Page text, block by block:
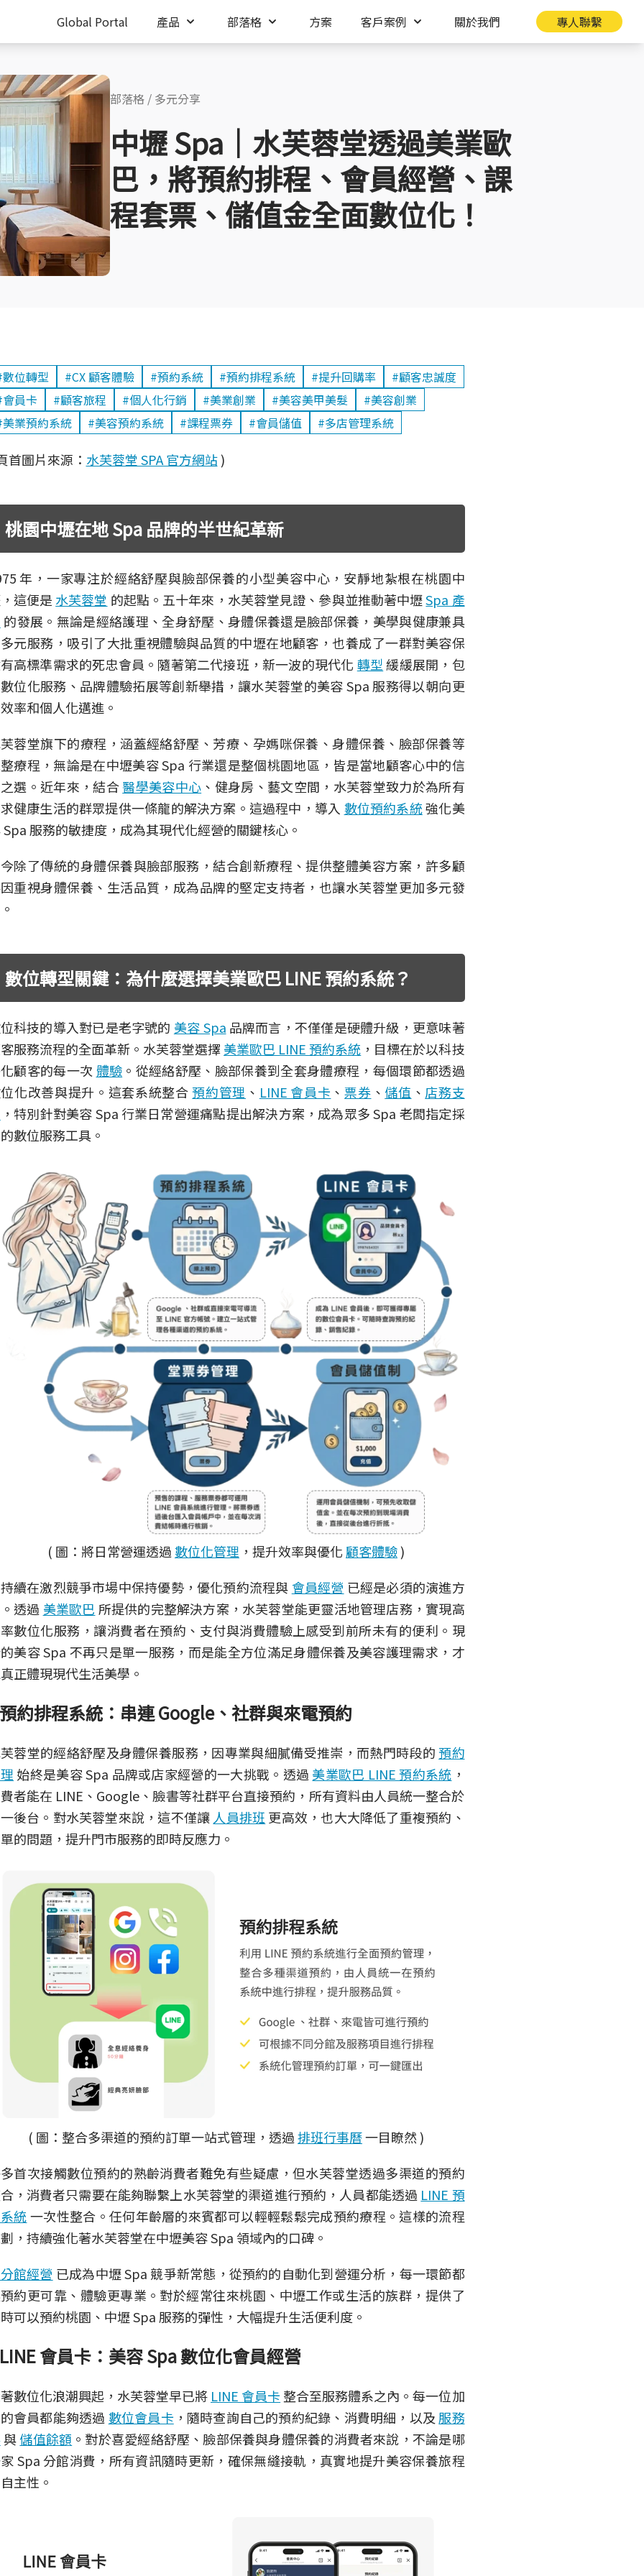
Global Portal 產品 部落格 方案 客戶案例 關於我們 專人聯繫
部落格 / 多元分享
中壢 Spa｜水芙蓉堂透過美業歐
巴，將預約排程、會員經營、課
程套票、儲值金全面數位化！
位轉型 #CX 顧客體驗 #預約系統 #預約排程系統 #提升回購率
#顧客忠誠度
員卡
#顧客旅程 #個人化行銷 #美業創業 #美容美甲美髮
#美容創業
業預約系統
#美容預約系統 #課程票券 #會員儲值 #多店管理系統
首圖片來源： 水芙蓉堂 SPA 官方網站)
桃園中壢在地 Spa 品牌的半世紀革新
年，一家專注於經絡舒壓與臉部保養的小型美容中心，安靜地紮根在桃園中
這便是 水芙蓉堂 的起點。五十年來，水芙蓉堂見證、參與並推動著中壢Spa 產
的發展。無論是經絡護理、全身舒壓、身體保養還是臉部保養，美學與健康兼具
元服務，吸引了大批重視體驗與品質的中壢在地顧客，也養成了一群對美容保
高標準需求的死忠會員。隨著第二代接班，新一波的現代化 轉型緩緩展開，包
位化服務、品牌體驗拓展等創新舉措，讓水芙蓉堂的美容 Spa 服務得以朝向更
率和個人化邁進。
蓉堂旗下的療程，涵蓋經絡舒壓、芳療、孕媽咪保養、身體保養、臉部保養等
療程，無論是在中壢美容 Spa 行業還是整個桃園地區，皆是當地顧客心中的信
選。近年來，結合醫學美容中心 、健身房、藝文空間，水芙蓉堂致力於為所有
健康生活的群眾提供一條龍的解決方案。這過程中，導入 數位預約系統強化美
Spa 服務的敏捷度，成為其現代化經營的關鍵核心。
除了傳統的身體保養與臉部服務，結合創新療程、提供整體美容方案，許多顧
重視身體保養、生活品質，成為品牌的堅定支持者，也讓水芙蓉堂更加多元發
數位轉型關鍵：為什麼選擇美業歐巴 LINE 預約系統？
科技的導入對已是老字號的 美容 Spa 品牌而言，不僅僅是硬體升級，更意味著
服務流程的全面革新。水芙蓉堂選擇美業歐巴 LINE 預約系統 ，目標在於以科技
顧客的每一次 體驗 。從經絡舒壓、臉部保養到全套身體療程，每個環節都透過
化改善與提升。這套系統整合 預約管理 、 LINE 會員卡 、票券 、 儲值 、 店務支
，特別針對美容 Spa 行業日常營運痛點提出解決方案，成為眾多 Spa 老闆指定採
數位服務工具。
( 圖：將日常營運透過數位化管理 ，提升效率與優化 顧客體驗)
續在激烈競爭市場中保持優勢，優化預約流程與 會員經營 已經是必須的演進方
透過 美業歐巴 所提供的完整解決方案，水芙蓉堂能更靈活地管理店務，實現高
數位化服務，讓消費者在預約、支付與消費體驗上感受到前所未有的便利。現
美容 Spa 不再只是單一服務，而是能全方位滿足身體保養及美容護理需求，才
正體現現代生活美學。
約排程系統：串連 Google、社群與來電預約
蓉堂的經絡舒壓及身體保養服務，因專業與細膩備受推崇，而熱門時段的 預約
始終是美容 Spa 品牌或店家經營的一大挑戰。透過 美業歐巴 LINE 預約系統 ，
者能在 LINE、Google、臉書等社群平台直接預約，所有資料由人員統一整合於
後台。對水芙蓉堂來說，這不僅讓 人員排班 更高效，也大大降低了重複預約、
的問題，提升門市服務的即時反應力。
( 圖：整合多渠道的預約訂單一站式管理，透過排班行事曆一目瞭然 )
首次接觸數位預約的熟齡消費者難免有些疑慮，但水芙蓉堂透過多渠道的預約
，消費者只需要在能夠聯繫上水芙蓉堂的渠道進行預約，人員都能透過 LINE 預
統一次性整合。任何年齡層的來賓都可以輕輕鬆鬆完成預約療程。這樣的流程
，持續強化著水芙蓉堂在中壢美容 Spa 領域內的口碑。
館經營 已成為中壢 Spa 競爭新常態，從預約的自動化到營運分析，每一環節都
約更可靠、體驗更專業。對於經常往來桃園、中壢工作或生活的族群，提供了
可以預約桃園、中壢 Spa 服務的彈性，大幅提升生活便利度。
會員卡：美容 Spa 數位化會員經營
數位化浪潮興起，水芙蓉堂早已將 LINE 會員卡 整合至服務體系之內。每一位加
會員都能夠透過 數位會員卡 ，隨時查詢自己的預約紀錄、消費明細，以及 服務
與儲值餘額 。對於喜愛經絡舒壓、臉部保養與身體保養的消費者來說，不論是哪
Spa 分館消費，所有資訊隨時更新，確保無縫接軌，真實地提升美容保養旅程
主性。